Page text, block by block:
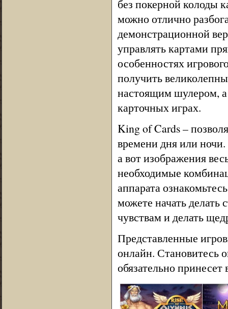
без покерной колоды
можно отлично
демонстрационной
управлять картами
особенностях
получить
настоящим шулером,
карточных играх.
King of Cards –
времени дня или ночи.
а вот изображения
необходимые
аппарата
можете начать делать
чувствам и делать
Представленные
онлайн. Становитесь
обязательно